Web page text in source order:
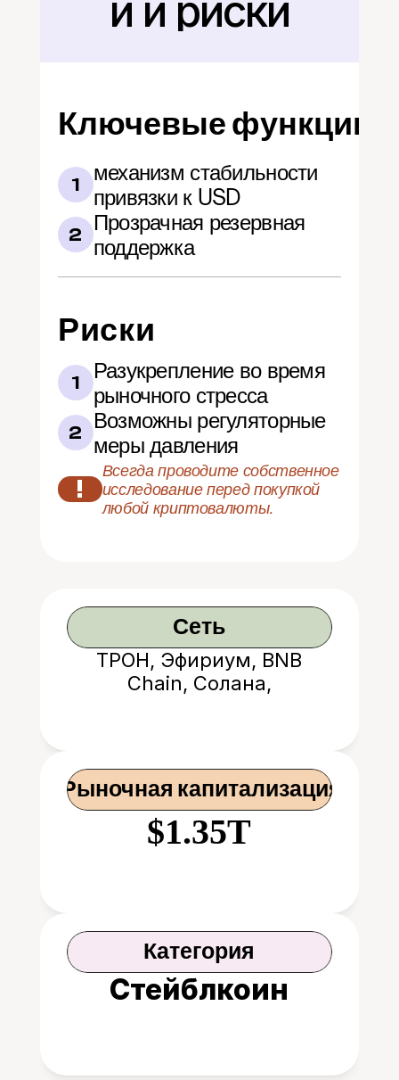
и и риски
Ключевые функции
1
механизм стабильности
привязки к USD
2
Прозрачная резервная
поддержка
Риски
1
Разукрепление во время
рыночного стресса
2
Возможны регуляторные
меры давления
!
Всегда проводите собственное
исследование перед покупкой
любой криптовалюты.
Сеть
ТРОН, Эфириум, BNB
Chain, Солана,
Рыночная капитализация
$1.35T
Категория
Стейблкоин